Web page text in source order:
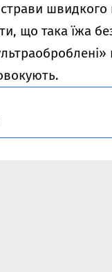
швидкого
що така їжа